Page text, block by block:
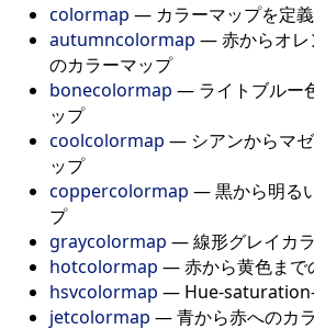
colormap — カラーマップを定義
autumncolormap — 赤からオレ
のカラーマップ
bonecolormap — ライトブルー
ップ
coolcolormap — シアンからマ
ップ
coppercolormap — 黒から明る
プ
graycolormap — 線形グレイカ
hotcolormap — 赤から黄色まで
hsvcolormap — Hue-
jetcolormap — 青から赤へのカ